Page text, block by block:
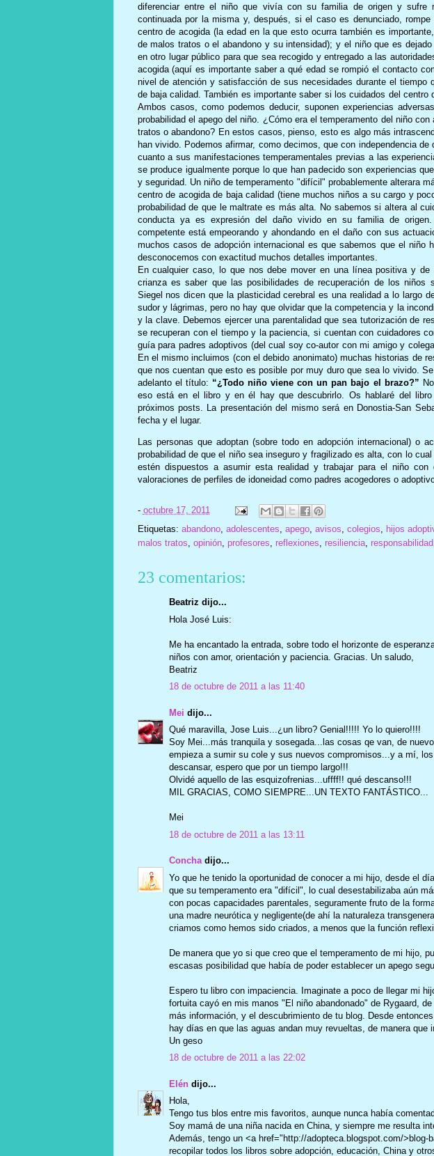
diferenciar entre el niño que vivía con su familia de origen y sufre
continuada por la misma y, después, si el caso es denunciado,
centro de acogida (la edad en la que esto ocurra también es
de malos tratos o el abandono y su intensidad); y el niño que es
en otro lugar público para que sea recogido y entregado a las
acogida (aquí es importante saber a qué edad se rompió el contacto
nivel de atención y satisfacción de sus necesidades durante el tiempo
de baja calidad. También es importante saber si los cuidados del centro
Ambos casos, como podemos deducir, suponen experiencias
probabilidad el apego del niño. ¿Cómo era el temperamento del niño
tratos o abandono? En estos casos, pienso, esto es algo más
han vivido. Podemos afirmar, como decimos, que con independencia de
cuanto a sus manifestaciones temperamentales previas a las
se produce igualmente porque lo que han padecido son experiencias
y seguridad. Un niño de temperamento "difícil" probablemente alterara
centro de acogida de baja calidad (tiene muchos niños a su cargo y
probabilidad de que le maltrate es más alta. No sabemos si altera al
conducta ya es expresión del daño vivido en su familia de
competente está empeorando y ahondando en el daño con sus
muchos casos de adopción internacional es que sabemos que el niño
desconocemos con exactitud muchos detalles importantes.
En cualquier caso, lo que nos debe mover en una línea positiva y
crianza es saber que las posibilidades de recuperación de los niños
Siegel nos dicen que la plasticidad cerebral es una realidad a lo largo
sudor y lágrimas, pero no hay que olvidar que la competencia y la
y la clave. Debemos ejercer una parentalidad que sea tutorización de
se recuperan con el tiempo y la paciencia, si cuentan con cuidadores
guía para padres adoptivos (del cual soy co-autor con mi amigo y
En el mismo incluimos (con el debido anonimato) muchas historias de
que nos cuentan que esto es posible por muy duro que sea lo vivido.
adelanto el título: “¿Todo niño viene con un pan bajo el brazo?”
eso está en el libro y en él hay que descubrirlo. Os hablaré del
próximos posts. La presentación del mismo será en Donostia-San
fecha y el lugar.
Las personas que adoptan (sobre todo en adopción internacional) o
probabilidad de que el niño sea inseguro y fragilizado es alta, con lo
estén dispuestos a asumir esta realidad y trabajar para el niño
valoraciones de perfiles de idoneidad como padres acogedores o
- octubre 17, 2011
Etiquetas: abandono, adolescentes, apego, avisos, colegios, hijos
malos tratos, opinión, profesores, reflexiones, resiliencia, responsabilidad
23 comentarios:
Beatriz dijo...
Hola José Luis:
Me ha encantado la entrada, sobre todo el horizonte de
niños con amor, orientación y paciencia. Gracias. Un saludo,
Beatriz
18 de octubre de 2011 a las 11:40
Mei dijo...
Qué maravilla, Jose Luis...¿un libro? Genial!!!!! Yo lo quiero!!!!
Soy Mei...más tranquila y sosegada...las cosas qe van, de
empieza a sumir su cole y sus nuevos compromisos...y a mí,
descansar, espero que por un tiempo largo!!!
Olvidé aquello de las esquizofrenias...uffff!! qué descanso!!!
MIL GRACIAS, COMO SIEMPRE...UN TEXTO FANTÁSTICO...
Mei
18 de octubre de 2011 a las 13:11
Conchadijo...
Yo que he tenido la oportunidad de conocer a mi hijo, desde el
que su temperamento era "difícil", lo cual desestabilizaba aún
con pocas capacidades parentales, seguramente fruto de la
una madre neurótica y negligente(de ahí la naturaleza
criamos como hemos sido criados, a menos que la función
De manera que yo si que creo que el temperamento de mi hijo,
escasas posibilidad que había de poder establecer un apego
Espero tu libro con impaciencia. Imaginate a poco de llegar mi
fortuita cayó en mis manos "El niño abandonado" de Rygaard,
más información, y el descubrimiento de tu blog. Desde
hay días en que las aguas andan muy revueltas, de manera que
Un geso
18 de octubre de 2011 a las 22:02
Eléndijo...
Hola,
Tengo tus blos entre mis favoritos, aunque nunca había
Soy mamá de una niña nacida en China, y siempre me resulta
Además, tengo un <a href="http://adopteca.blogspot.com/>blog-
recopilar todos los libros sobre adopción, educación, China y